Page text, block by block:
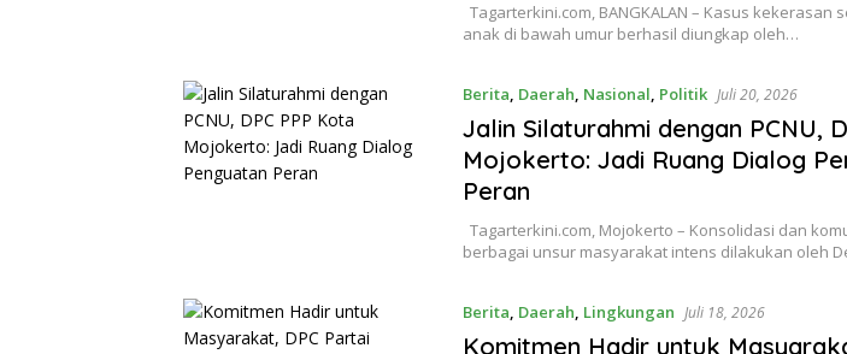
Tagarterkini.com, BANGKALAN – Kasus kekerasan
anak di bawah umur berhasil diungkap oleh…
Berita, Daerah, Nasional, Politik Juli 20, 2026
Jalin Silaturahmi dengan PCNU,
Mojokerto: Jadi Ruang Dialog
Peran
Tagarterkini.com, Mojokerto – Konsolidasi dan
berbagai unsur masyarakat intens dilakukan oleh
Berita, Daerah, Lingkungan Juli 18, 2026
Komitmen Hadir untuk